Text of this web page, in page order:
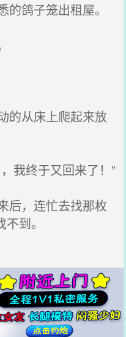
鸽子笼出租屋。
的从床上爬起来放
终于又回来了！”
后，连忙去找那枚
到。